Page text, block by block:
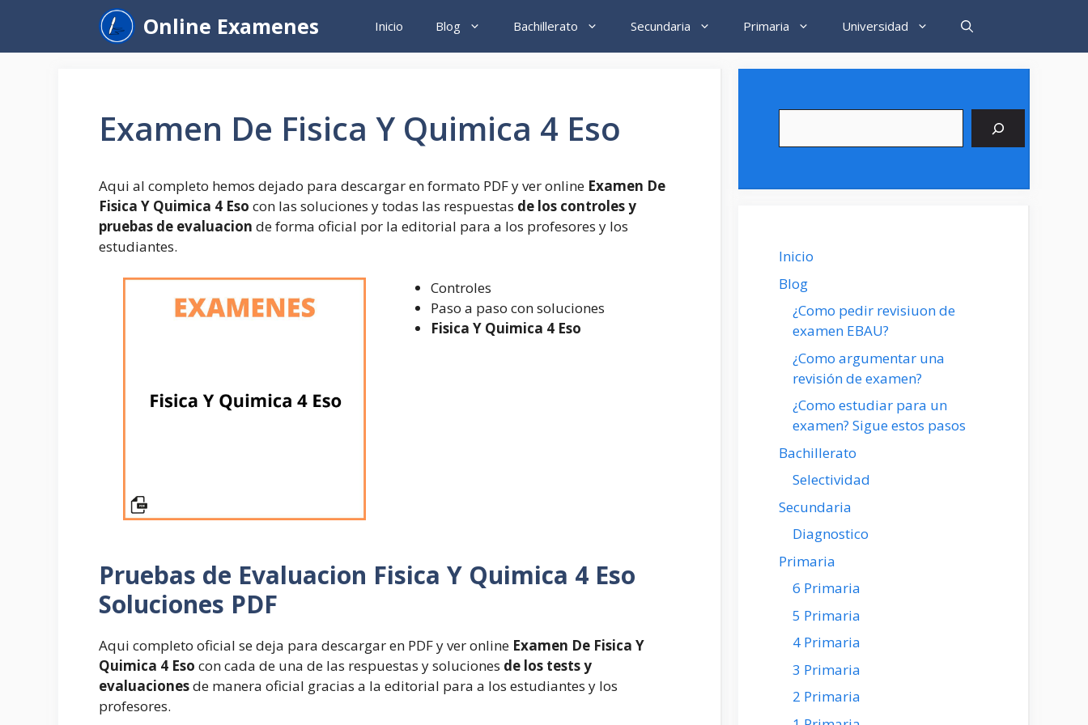
contenido
Online Examenes Inicio Blog Bachillerato Secundaria Primaria Universidad
Examen De Fisica Y Quimica 4 Eso
Aqui al completo hemos dejado para descargar en formato PDF y ver online Examen De
Fisica Y Quimica 4 Eso con las soluciones y todas las respuestas de los controles y
pruebas de evaluacion de forma oficial por la editorial para a los profesores y los
estudiantes.
Controles
Paso a paso con soluciones
Fisica Y Quimica 4 Eso
Pruebas de Evaluacion Fisica Y Quimica 4 Eso
Soluciones PDF
Aqui completo oficial se deja para descargar en PDF y ver online Examen De Fisica Y
Quimica 4 Eso con cada de una de las respuestas y soluciones de los tests y
evaluacionesde manera oficial gracias a la editorial para a los estudiantes y los
profesores.
Inicio
Blog
¿Como pedir revisiuon de
examen EBAU?
¿Como argumentar una
revisión de examen?
¿Como estudiar para un
examen? Sigue estos pasos
Bachillerato
Selectividad
Secundaria
Diagnostico
Primaria
6 Primaria
5 Primaria
4 Primaria
3 Primaria
2 Primaria